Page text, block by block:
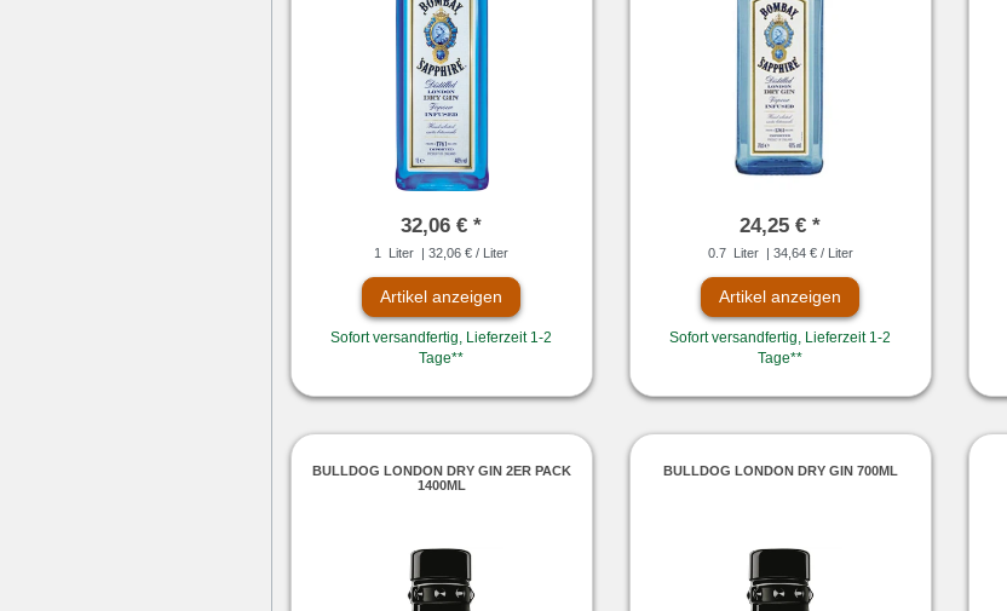
32,06 € *
1 Liter | 32,06 € / Liter
Artikel anzeigen
Sofort versandfertig, Lieferzeit 1-2
Tage**
24,25 € *
0.7 Liter | 34,64 € / Liter
Artikel anzeigen
Sofort versandfertig, Lieferzeit 1-2
Tage**
BULLDOG LONDON DRY GIN 2ER PACK
1400ML
BULLDOG LONDON DRY GIN 700ML